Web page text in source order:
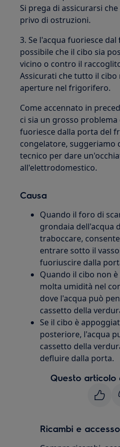
Si prega di assicurarsi
privo di ostruzioni.
3. Se l'acqua fuoriesce dal
possibile che il cibo sia
vicino o contro il
Assicurati che tutto il
aperture nel frigorifero.
Come accennato in
ci sia un grosso
fuoriesce dalla porta del
congelatore, suggeriamo
tecnico per dare
all'elettrodomestico.
Causa
Quando il foro di
grondaia dell'acqua
traboccare,
entrare sotto il
fuoriuscire dalla
Quando il cibo non
molta umidità nel
dove l'acqua può
cassetto della
Se il cibo è
posteriore, l'acqua
cassetto della
defluire dalla porta.
Questo articolo
Ricambi e